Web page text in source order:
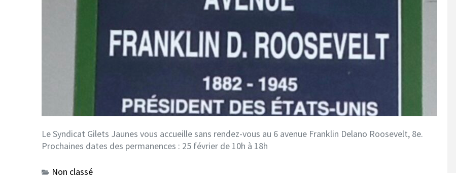
Le Syndicat Gilets Jaunes vous accueille sans rendez-vous au 6 avenue Franklin Delano Roosevelt, 8e.
Prochaines dates des permanences : 25 février de 10h à 18h
Non classé